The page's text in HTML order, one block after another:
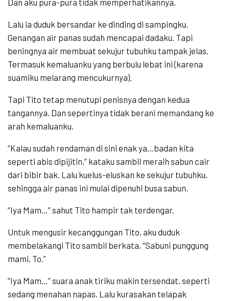
Lalu ia duduk bersandar ke dinding di sampingku.
Genangan air panas sudah mencapai dadaku. Tapi
beningnya air membuat sekujur tubuhku tampak jelas.
Termasuk kemaluanku yang berbulu lebat ini (karena
suamiku melarang mencukurnya).
Tapi Tito tetap menutupi penisnya dengan kedua
tangannya. Dan sepertinya tidak berani memandang ke
arah kemaluanku.
“Kalau sudah rendaman di sini enak ya…badan kita
seperti abis dipijitin,” kataku sambil meraih sabun cair
dari bibir bak. Lalu kuelus-eluskan ke sekujur tubuhku,
sehingga air panas ini mulai dipenuhi busa sabun.
“Iya Mam…” sahut Tito hampir tak terdengar.
Untuk mengusir kecanggungan Tito, aku duduk
membelakangi Tito sambil berkata, “Sabuni punggung
mami, To.”
“Iya Mam…” suara anak tiriku makin tersendat, seperti
sedang menahan napas. Lalu kurasakan telapak